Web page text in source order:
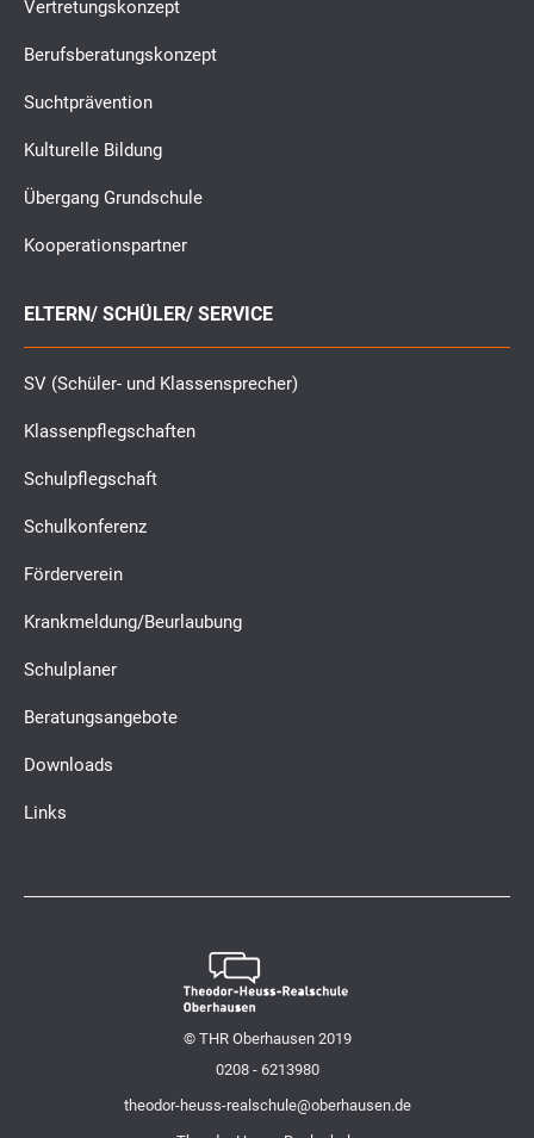
Vertretungskonzept
Berufsberatungskonzept
Suchtprävention
Kulturelle Bildung
Übergang Grundschule
Kooperationspartner
ELTERN/ SCHÜLER/ SERVICE
SV (Schüler- und Klassensprecher)
Klassenpflegschaften
Schulpflegschaft
Schulkonferenz
Förderverein
Krankmeldung/Beurlaubung
Schulplaner
Beratungsangebote
Downloads
Links
© THR Oberhausen 2019
0208 - 6213980
theodor-heuss-realschule@oberhausen.de